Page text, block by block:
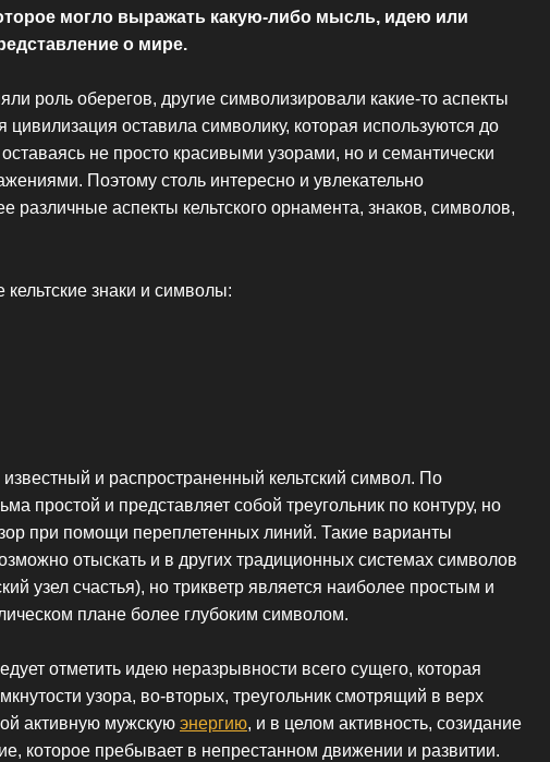
могло выражать какую-либо мысль, идею или
о мире.
роль оберегов, другие символизировали какие-то аспекты
цивилизация оставила символику, которая используются до
не просто красивыми узорами, но и семантически
Поэтому столь интересно и увлекательно
различные аспекты кельтского орнамента, знаков, символов,
знаки и символы:
и распространенный кельтский символ. По
простой и представляет собой треугольник по контуру, но
при помощи переплетенных линий. Такие варианты
отыскать и в других традиционных системах символов
узел счастья), но трикветр является наиболее простым и
плане более глубоким символом.
отметить идею неразрывности всего сущего, которая
узора, во-вторых, треугольник смотрящий в верх
активную мужскую энергию, и в целом активность, созидание
которое пребывает в непрестанном движении и развитии.